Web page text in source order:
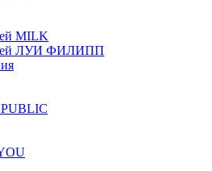
MILK
ЛУИ ФИЛИПП